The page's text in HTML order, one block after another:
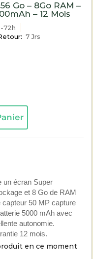
Go – 8Go RAM –
– 12 Mois
72h
7 Jrs
un écran Super
et 8 Go de RAM
capteur 50 MP capture
5000 mAh avec
autonomie.
12 mois.
en ce moment